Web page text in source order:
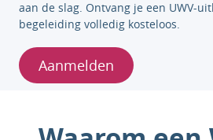
aan de slag. Ontvang je een UWV-
begeleiding volledig kosteloos.
Aanmelden